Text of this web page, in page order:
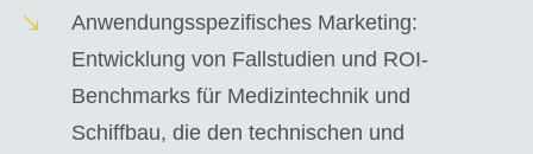
Anwendungsspezifisches Marketing:
Entwicklung von Fallstudien und ROI-
Benchmarks für Medizintechnik und
Schiffbau, die den technischen und